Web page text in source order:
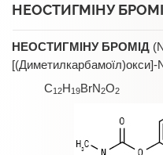
НЕОСТИГМІНУ
НЕОСТИГМІНУ БРОМІД
[(Диметилкарбамоїл)окси]-
C12H19BrN2O2